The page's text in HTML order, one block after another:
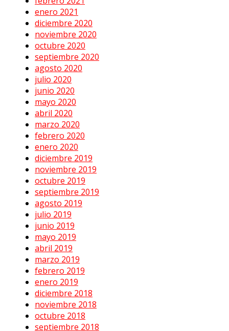
enero 2021
diciembre 2020
noviembre 2020
octubre 2020
septiembre 2020
agosto 2020
julio 2020
junio 2020
mayo 2020
abril 2020
marzo 2020
febrero 2020
enero 2020
diciembre 2019
noviembre 2019
octubre 2019
septiembre 2019
agosto 2019
julio 2019
junio 2019
mayo 2019
abril 2019
marzo 2019
febrero 2019
enero 2019
diciembre 2018
noviembre 2018
octubre 2018
septiembre 2018